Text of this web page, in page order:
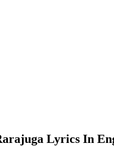
Lyrics In